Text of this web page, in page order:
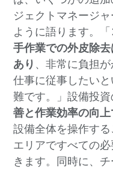
ジェクトマネージ
ように語ります。「
手作業での外皮除
あり 、非常に負担
仕事に従事したい
難です。」設備投
善と作業効率の向上
設備全体を操作す
エリアですべての
きます。同時に、